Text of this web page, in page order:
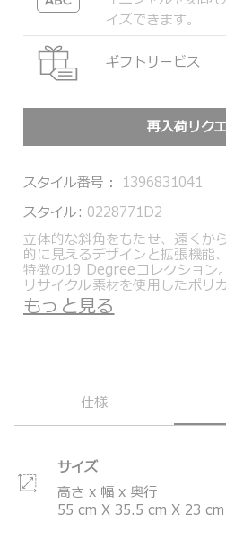
イズできます。
ギフトサービス
再入荷リク
スタイル番号： 1396831041
スタイル: 0228771D2
立体的な斜角をもたせ、遠くか
的に見えるデザインと拡張機能
特徴の19 Degreeコレクション。
リサイクル素材を使用したポリ
軽量で柔軟性があり、耐久性に
れたホイールとの組み合わせに
本体のポリカーボネイトに抗菌
PROTX 2®テクノロジーを採用
やカビの繁殖を防ぎます。
サイクルしたナイロンやペット
ポリエステルなどの素材を採用
い耐久性も備えています。
＊モバイルバッテリーを本体に
もっと見る
仕様
サイズ
高さ x 幅 x 奥行
55 cm X 35.5 cm X 23 cm